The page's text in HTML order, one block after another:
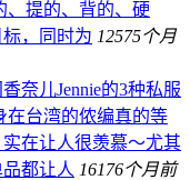
、提的、背的、硬
，同时为 12575个月
奈儿Jennie的3种私服
在台湾的侬编真的等
在让人很羡慕～尤其
都让人 16176个月前